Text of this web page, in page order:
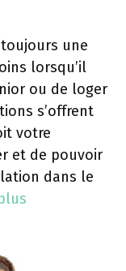
une
lorsqu’il
ou de loger
s’offrent
votre
et de pouvoir
dans le